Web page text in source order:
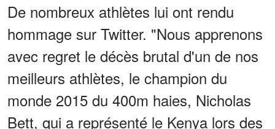
De nombreux athlètes lui ont rendu
hommage sur Twitter. "Nous apprenons
avec regret le décès brutal d'un de nos
meilleurs athlètes, le champion du
monde 2015 du 400m haies, Nicholas
Bett, qui a représenté le Kenya lors des